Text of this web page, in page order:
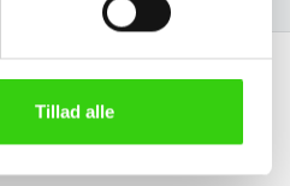
Tillad alle